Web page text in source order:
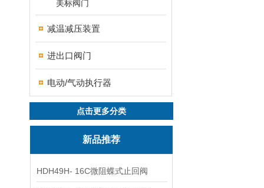
美标阀门
减温减压装置
进出口阀门
电动/气动执行器
点击更多分类
新品推荐
HDH49H- 16C微阻蝶式止回阀